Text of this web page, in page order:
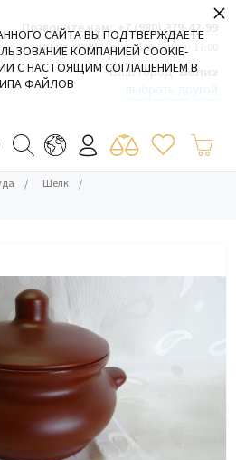
Позвоните нам: +7 (980) 379-42-99
Пн-Пт: 09:00 - 19:00 Сб-Вс: 10:00 - 17:00
Ваш город:Белиз
/ Шелк
/
САЙТА ВЫ ПОДТВЕРЖДАЕТЕ
КОМПАНИЕЙ COOKIE-
С НАСТОЯЩИМ СОГЛАШЕНИЕМ В
ФАЙЛОВ
×